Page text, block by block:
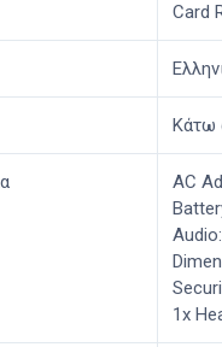
Card
Κάτω
AC
1x